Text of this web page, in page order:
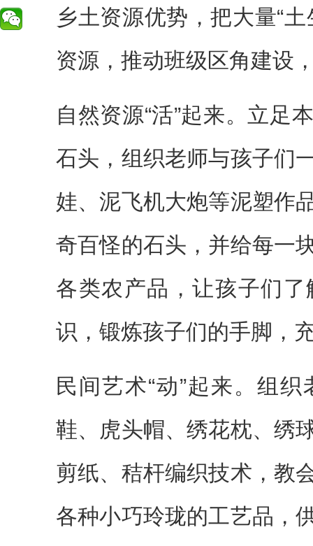
乡土资源优势，把大量“
资源，推动班级区角建设
自然资源“活”起来。立足
石头，组织老师与孩子们
娃、泥飞机大炮等泥塑作
奇百怪的石头，并给每一
各类农产品，让孩子们
识，锻炼孩子们的手脚，
民间艺术“动”起来。组
鞋、虎头帽、绣花枕、绣
剪纸、秸杆编织技术，教
各种小巧玲珑的工艺品，